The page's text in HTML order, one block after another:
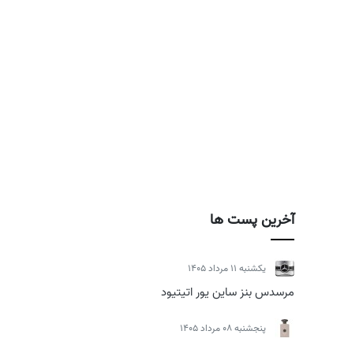
آخرین پست ها
يكشنبه 11 مرداد 1405
مرسدس بنز ساین یور اتیتیود
پنجشنبه 08 مرداد 1405